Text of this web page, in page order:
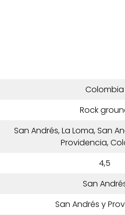
Colombia
Rock
San Andrés, La Loma, San
Providencia,
4,5
San
San Andrés y